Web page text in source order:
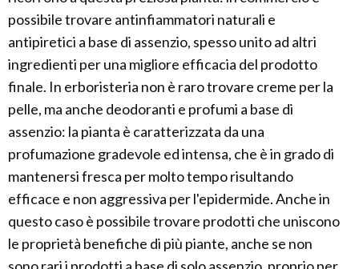
possibile trovare antinfiammatori naturali e
antipiretici a base di assenzio, spesso unito ad altri
ingredienti per una migliore efficacia del prodotto
finale. In erboristeria non è raro trovare creme per la
pelle, ma anche deodoranti e profumi a base di
assenzio: la pianta è caratterizzata da una
profumazione gradevole ed intensa, che è in grado di
mantenersi fresca per molto tempo risultando
efficace e non aggressiva per l'epidermide. Anche in
questo caso è possibile trovare prodotti che uniscono
le proprietà benefiche di più piante, anche se non